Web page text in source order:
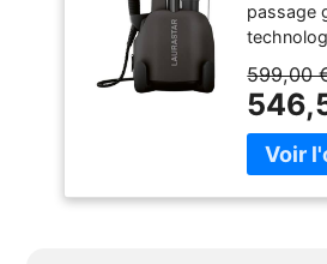
passage
pour
table ou
Respect
599,00